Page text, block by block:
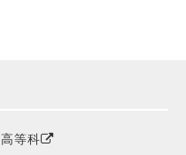
高等科